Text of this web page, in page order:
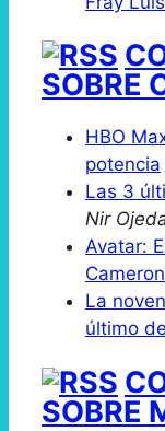
SOBRE
HBO
potencia
Las 3
Nir
Avatar:
Cameron
La
último
SOBRE